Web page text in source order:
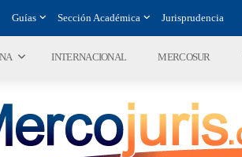
Guías Sección Académica Jurisprudencia
INTERNACIONAL MERCOSUR